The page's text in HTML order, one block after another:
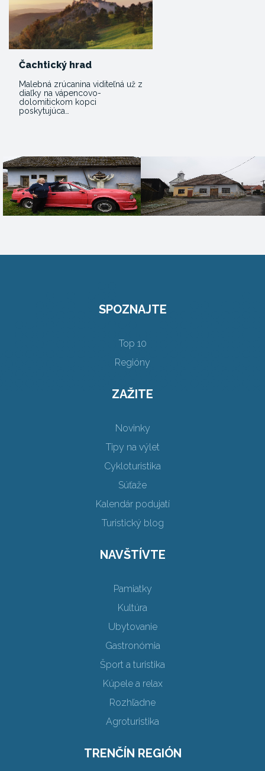
Čachtický hrad
Malebná zrúcanina viditeľná už z
diaľky na vápencovo-
dolomitickom kopci
poskytujúca…
SPOZNAJTE
Top 10
Regióny
ZAŽITE
Novinky
Tipy na výlet
Cykloturistika
Súťaže
Kalendár podujatí
Turistický blog
NAVŠTÍVTE
Pamiatky
Kultúra
Ubytovanie
Gastronómia
Šport a turistika
Kúpele a relax
Rozhľadne
Agroturistika
TRENČÍN REGIÓN